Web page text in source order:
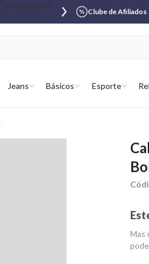
Clube de Afiliados
Jeans Básicos Esporte
Mas